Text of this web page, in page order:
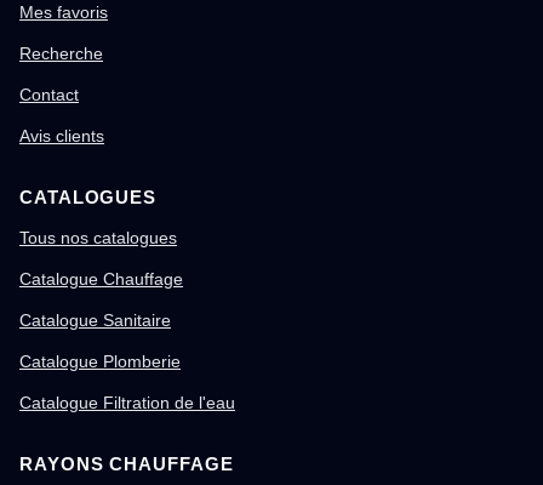
Mes favoris
Recherche
Contact
Avis clients
CATALOGUES
Tous nos catalogues
Catalogue Chauffage
Catalogue Sanitaire
Catalogue Plomberie
Catalogue Filtration de l'eau
RAYONS CHAUFFAGE